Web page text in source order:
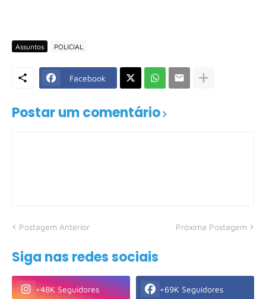
Assuntos POLICIAL
Facebook
Postar um comentário
Postagem Anterior Próxima Postagem
Siga nas redes sociais
+48K Seguidores +69K Seguidores